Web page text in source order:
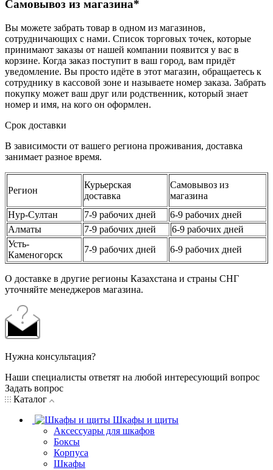
Самовывоз из магазина*
Вы можете забрать товар в одном из магазинов,
сотрудничающих с нами. Список торговых точек, которые
принимают заказы от нашей компании появится у вас в
корзине. Когда заказ поступит в ваш город, вам придёт
уведомление. Вы просто идёте в этот магазин, обращаетесь к
сотруднику в кассовой зоне и называете номер заказа. Забрать
покупку может ваш друг или родственник, который знает
номер и имя, на кого он оформлен.
Срок доставки
В зависимости от вашего региона проживания, доставка
занимает разное время.
Регион
Курьерская
доставка
Самовывоз из
магазина
Нур-Султан
7-9 рабочих дней
6-9 рабочих дней
Алматы
7-9 рабочих дней
6-9 рабочих дней
Усть-
Каменогорск
7-9 рабочих дней 6-9 рабочих дней
О доставке в другие регионы Казахстана и страны СНГ
уточняйте менеджеров магазина.
Нужна консультация?
Наши специалисты ответят на любой интересующий вопрос
Задать вопрос
Каталог
Шкафы и щиты
Аксессуары для шкафов
Боксы
Корпуса
Шкафы